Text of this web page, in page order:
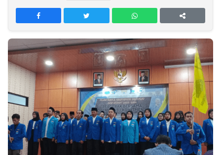
PT
TREETAN
INDONESIA
Partner
Insight
NTB
Suara
Time
Lens
IDN
Daily
Jogja
Jalan
Rakyat
Idealita
News
Kita
Notice
Dinamikapost.com
Radar
Baru
Seedbacklink
Follow
Kabarbaru